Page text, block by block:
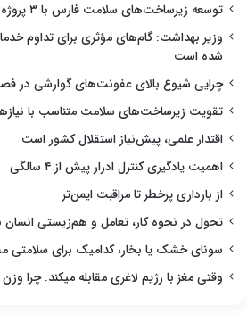
توسعه زیرساخت‌های سلامت فارس با ۳ پروژه شتاب گرفت
وزیر بهداشت: گام‌های مؤثری برای تداوم
شده است
چرایی شیوع بالای عفونت‌های گوارشی در
تقویت زیرساخت‌های سلامت متناسب با
اقتدار علمی، پیش‌نیاز استقلال کشور است
اهمیت یادگیری کنترل ادرار پیش از ۴ سالگی
از بارداری پرخطر تا مراقبت ایمن‌تر
تحول در نحوه کار، تعامل و هم‌زیستی انسان
سونای خشک یا بخار، کدامیک برای سلامتی
وقتی مغز با رژیم لاغری مقابله میکند: چرا وزن